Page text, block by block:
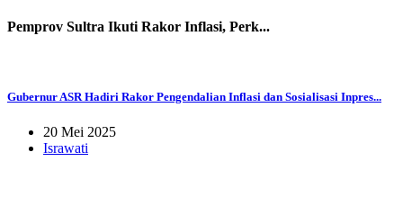
Pemprov Sultra Ikuti Rakor Inflasi, Perk...
Gubernur ASR Hadiri Rakor Pengendalian Inflasi dan Sosialisasi Inpres...
20 Mei 2025
Israwati